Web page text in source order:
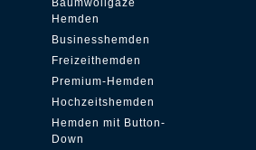
Hemden
Businesshemden
Freizeithemden
Premium-Hemden
Hochzeitshemden
Hemden mit Button-
Down